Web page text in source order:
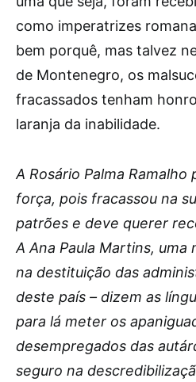
como imperatrizes
bem porquê, mas talvez
de Montenegro, os
fracassados tenham
laranja da inabilidade.
A Rosário Palma
força, pois fracassou na
patrões e deve querer
A Ana Paula Martins,
na destituição das
deste país – dizem as
para lá meter os
desempregados das
seguro na